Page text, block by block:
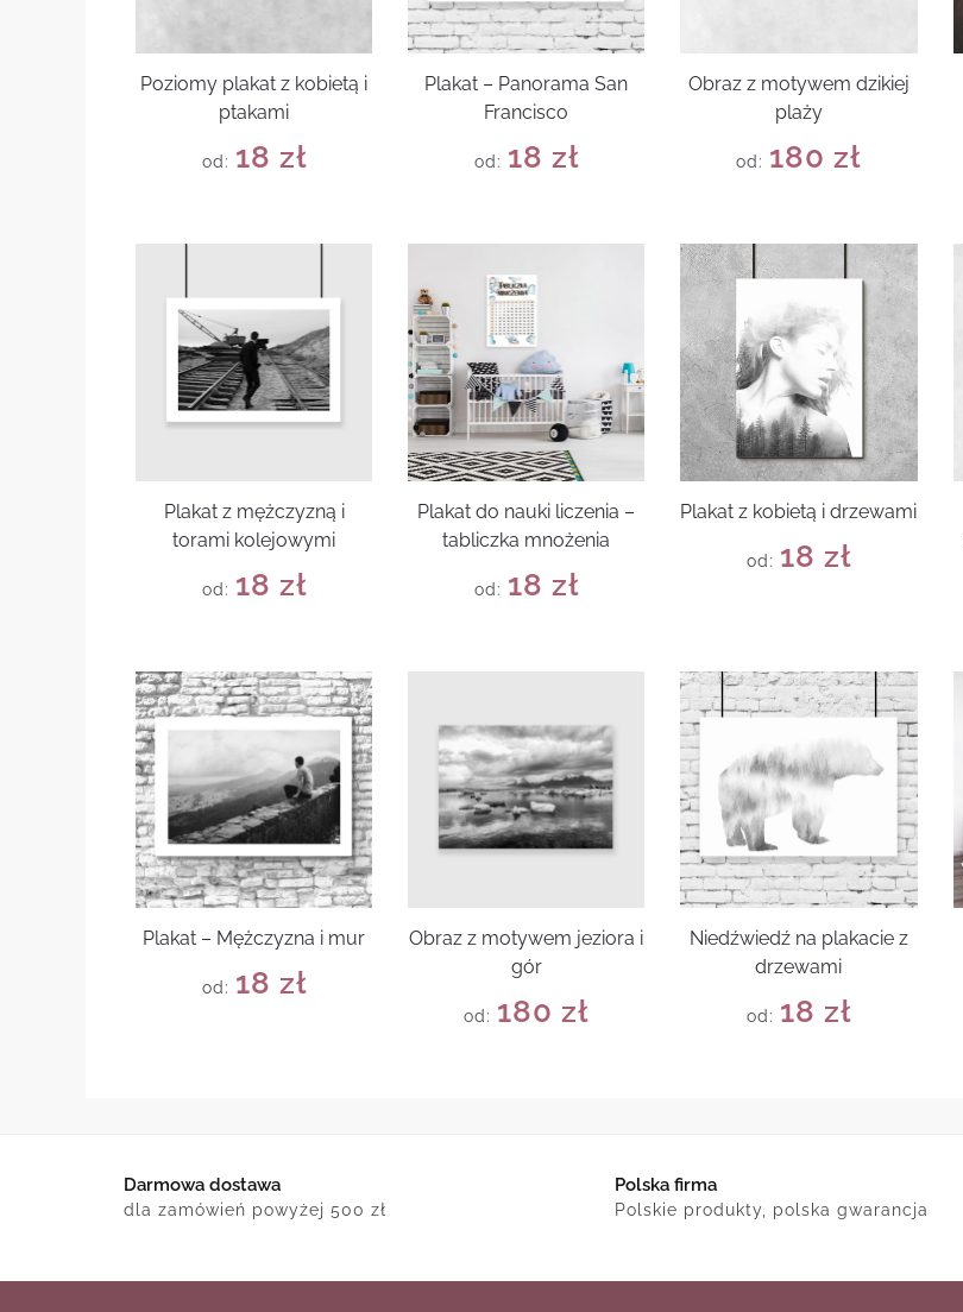
Poziomy plakat z kobietą i
ptakami
od: 18 zł
Plakat – Panorama San
Francisco
od: 18 zł
Obraz z motywem dzikiej
plaży
od: 180zł
Plakat z mężczyzną i
torami kolejowymi
od: 18 zł
Plakat do nauki liczenia –
tabliczka mnożenia
od: 18 zł
Plakat z kobietą i drzewami
od: 18 zł
Plakat – Mężczyzna i mur
od: 18 zł
Obraz z motywem jeziora i
gór
od: 180zł
Niedźwiedź na plakacie z
drzewami
od: 18 zł
Darmowa dostawa
dla zamówień powyżej 500 zł
Polska firma
Polskie produkty, polska gwarancja